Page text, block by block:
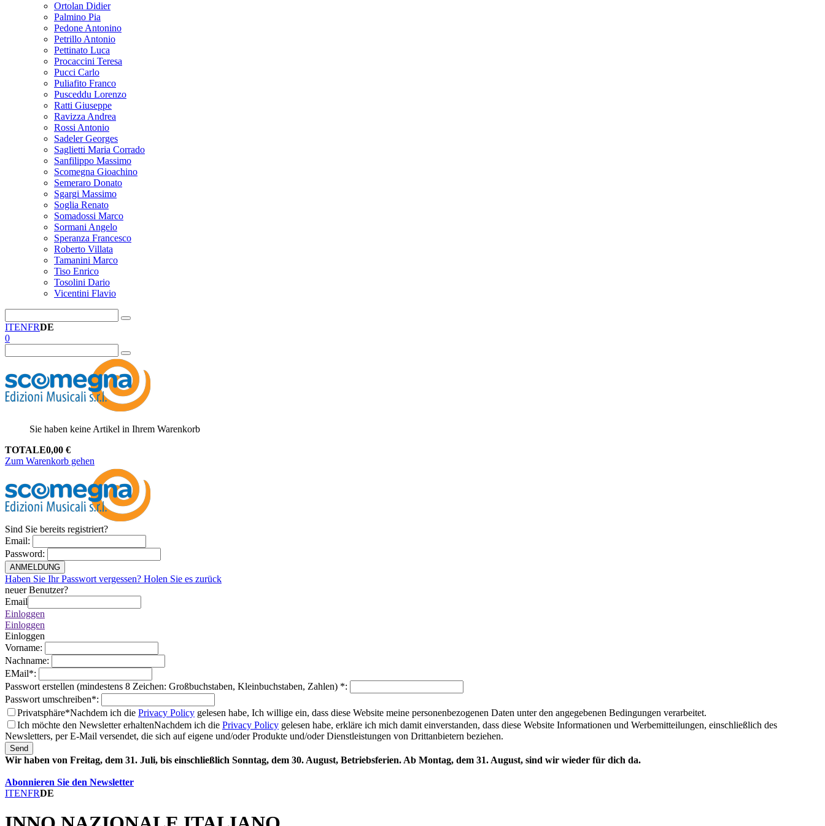
Ortolan Didier
Palmino Pia
Pedone Antonino
Petrillo Antonio
Pettinato Luca
Procaccini Teresa
Pucci Carlo
Puliafito Franco
Pusceddu Lorenzo
Ratti Giuseppe
Ravizza Andrea
Rossi Antonio
Sadeler Georges
Saglietti Maria Corrado
Sanfilippo Massimo
Scomegna Gioachino
Semeraro Donato
Sgargi Massimo
Soglia Renato
Somadossi Marco
Sormani Angelo
Speranza Francesco
Roberto Villata
Tamanini Marco
Tiso Enrico
Tosolini Dario
Vicentini Flavio
ITENFRDE
0
Sie haben keine Artikel in Ihrem Warenkorb
TOTALE0,00 €
Zum Warenkorb gehen
Sind Sie bereits registriert?
Email:
Password:
ANMELDUNG
Haben Sie Ihr Passwort vergessen? Holen Sie es zurück
neuer Benutzer?
Email
Einloggen
Einloggen
Einloggen
Vorname:
Nachname:
EMail*:
Passwort erstellen (mindestens 8 Zeichen: Großbuchstaben, Kleinbuchstaben, Zahlen) *:
Passwort umschreiben*:
Privatsphäre*Nachdem ich die Privacy Policy gelesen habe, Ich willige ein, dass diese Website meine personenbezogenen Daten unter den angegebenen Bedingungen verarbeitet.
Ich möchte den Newsletter erhaltenNachdem ich die Privacy Policy gelesen habe, erkläre ich mich damit einverstanden, dass diese Website Informationen und Werbemitteilungen, einschließlich des
Newsletters, per E-Mail versendet, die sich auf eigene und/oder Produkte und/oder Dienstleistungen von Drittanbietern beziehen.
Send
Wir haben von Freitag, dem 31. Juli, bis einschließlich Sonntag, dem 30. August, Betriebsferien. Ab Montag, dem 31. August, sind wir wieder für dich da.
Abonnieren Sie den Newsletter
ITENFRDE